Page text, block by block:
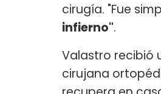
cirugía. "Fue
infierno".
Valastro recibió
cirujana